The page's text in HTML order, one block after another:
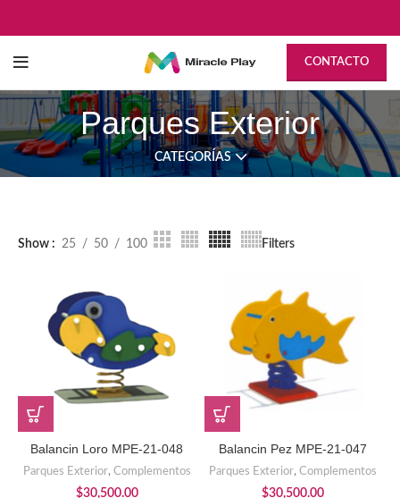
CONTACTO
Parques Exterior
CATEGORÍAS
Show 25 50 100 Filters
Balancin Loro MPE-21-048
Parques Exterior, Complementos
$30,500.00
Balancin Pez MPE-21-047
Parques Exterior,Complementos
$30,500.00